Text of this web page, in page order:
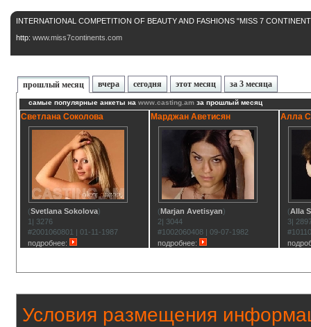
INTERNATIONAL COMPETITION OF BEAUTY AND FASHIONS "MISS 7
http: www.miss7continents.com
прошлый месяц вчера сегодня этот месяц за 3 месяца
самые популярные анкеты на www.casting.am за прошлый месяц
Светлана Соколова
(Svetlana Sokolova)
1| 3276
#2001060801 | 01-11-1987
подробнее:
Марджан Аветисян
(Marjan Avetisyan)
2| 3044
#1002060408 | 09-07-1982
подробнее:
Алла
(Alla
3|
Условия размещения